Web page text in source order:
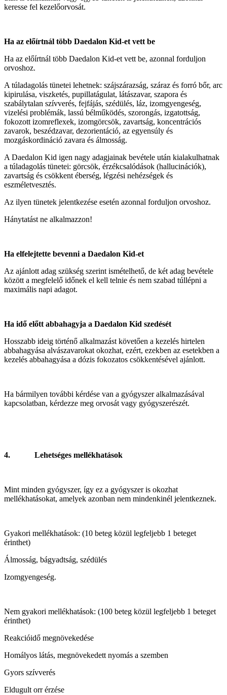
keresse fel kezelőorvosát.
Ha az előírtnál több Daedalon Kid-et vett be
Ha az előírtnál több Daedalon Kid-et vett be, azonnal forduljon
orvoshoz.
A túladagolás tünetei lehetnek: szájszárazság, száraz és forró bőr, arc
kipirulása, viszketés, pupillatágulat, látászavar, szapora és
szabálytalan szívverés, fejfájás, szédülés, láz, izomgyengeség,
vizelési problémák, lassú bélműködés, szorongás, izgatottság,
fokozott izomreflexek, izomgörcsök, zavartság, koncentrációs
zavarok, beszédzavar, dezorientáció, az egyensúly és
mozgáskordináció zavara és álmosság.
A Daedalon Kid igen nagy adagjainak bevétele után kialakulhatnak
a túladagolás tünetei: görcsök, érzékcsalódások (hallucinációk),
zavartság és csökkent éberség, légzési nehézségek és
eszméletvesztés.
Az ilyen tünetek jelentkezése esetén azonnal forduljon orvoshoz.
Hánytatást ne alkalmazzon!
Ha elfelejtette bevenni a Daedalon Kid-et
Az ajánlott adag szükség szerint ismételhető, de két adag bevétele
között a megfelelő időnek el kell telnie és nem szabad túllépni a
maximális napi adagot.
Ha idő előtt abbahagyja a Daedalon Kid szedését
Hosszabb ideig történő alkalmazást követően a kezelés hirtelen
abbahagyása alvászavarokat okozhat, ezért, ezekben az esetekben a
kezelés abbahagyása a dózis fokozatos csökkentésével ajánlott.
Ha bármilyen további kérdése van a gyógyszer alkalmazásával
kapcsolatban, kérdezze meg orvosát vagy gyógyszerészét.
4. Lehetséges mellékhatások
Mint minden gyógyszer, így ez a gyógyszer is okozhat
mellékhatásokat, amelyek azonban nem mindenkinél jelentkeznek.
Gyakori mellékhatások: (10 beteg közül legfeljebb 1 beteget
érinthet)
Álmosság, bágyadtság, szédülés
Izomgyengeség.
Nem gyakori mellékhatások: (100 beteg közül legfeljebb 1 beteget
érinthet)
Reakcióidő megnövekedése
Homályos látás, megnövekedett nyomás a szemben
Gyors szívverés
Eldugult orr érzése